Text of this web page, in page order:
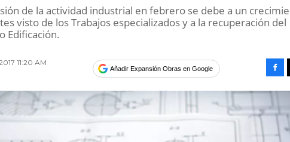
de la actividad industrial en febrero se debe a un
visto de los Trabajos especializados y a la recuperación del
Edificación.
11:20 AM
Añadir Expansión Obras en Google